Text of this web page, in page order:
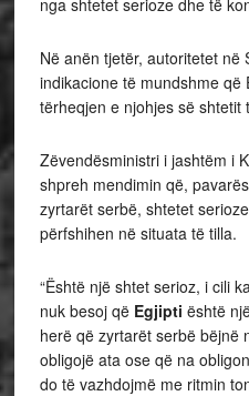
nga shtetet serioze dhe të
Në anën tjetër, autoritetet në
indikacione të mundshme që
tërheqjen e njohjes së shtetit
Zëvendësministri i jashtëm i
shpreh mendimin që,
zyrtarët serbë, shtetet
përfshihen në situata të tilla.
“Është një shtet serioz, i cili
nuk besoj që Egjipti është
herë që zyrtarët serbë bëjnë
obligojë ata ose që na
do të vazhdojmë me ritmin